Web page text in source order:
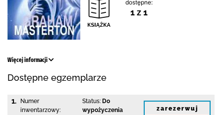
dostępne:
1 z 1
Więcej informacji
Dostępne egzemplarze
1.
Numer
inwentarzowy:
Status: Do
wypożyczenia
zarezerwuj